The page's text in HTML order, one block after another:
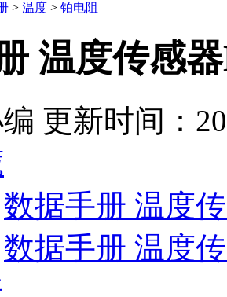
> 温度 > 铂电阻
温度传感器
更新时间：
数据手册 温度
数据手册 温度